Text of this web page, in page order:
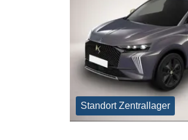
Standort Zentrallager